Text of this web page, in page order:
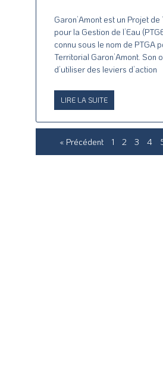
Garon’Amont est un Projet
pour la Gestion de l’Eau
connu sous le nom de PTGA
Territorial Garon’Amont. Son
d’utiliser des leviers d’action
LIRE LA SUITE
« Précédent 1 2 3 4